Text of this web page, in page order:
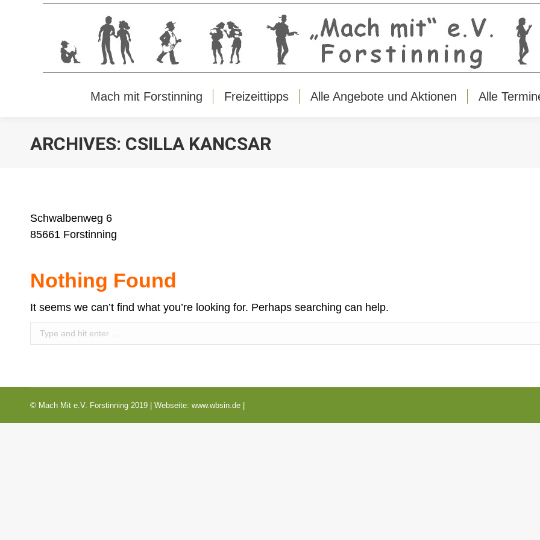
Mach mit Forstinning Freizeittipps Alle Angebote und Aktionen Alle
ARCHIVES: CSILLA KANCSAR
Schwalbenweg 6
85661 Forstinning
Nothing Found
It seems we can’t find what you’re looking for. Perhaps searching can help.
Search:
© Mach Mit e.V. Forstinning 2019 | Webseite: www.wbsin.de